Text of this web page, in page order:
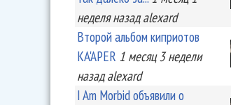
неделяназад alexard
Второй альбом киприотов
KA'APER 1 месяц 3 недели
назад alexard
I Am Morbid объявили о